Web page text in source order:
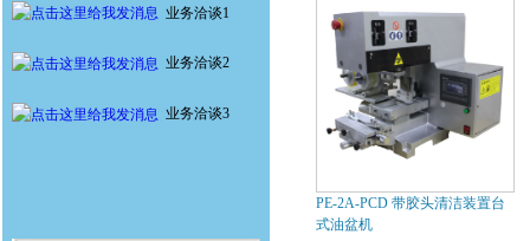
业务洽谈1
业务洽谈2
业务洽谈3
PE-2A-PCD 带胶头清洁装置台
式油盆机